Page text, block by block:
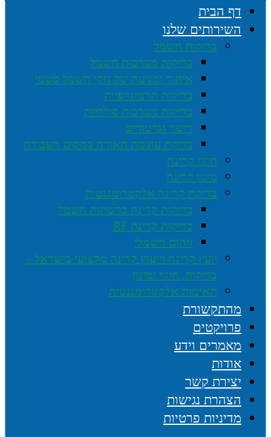
דף הבית
השירותים שלנו
בדיקות חשמל
בדיקות מערכות חשמל
איתור ומניעה של נזקי חשמל סטטי
בדיקות תרמוגרפיות
בדיקות מערכות סולריות
רישוי גנרטורים
בדיקת עוצמת תאורה במקום העבודה
חיזוי קרינה
מיגון קרינה
בדיקת קרינה אלקטרומגנטית
בדיקות קרינה ברשתות חשמל
בדיקות קרינת RF
זיהום חשמלי
יועץ קרינה וייעוץ קרינה מקצועי בישראל –
בדיקות, חיזוי ומיגון
תאימות אלקטרומגנטית
מהתקשורת
פרויקטים
מאמרים וידע
אודות
יצירת קשר
הצהרת נגישות
מדיניות פרטיות